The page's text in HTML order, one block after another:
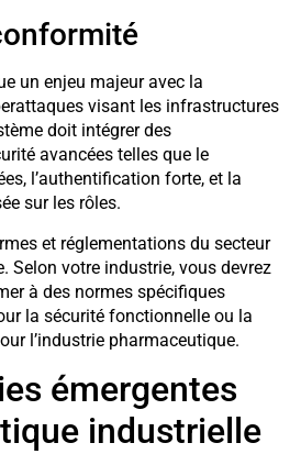
un enjeu majeur avec la
visant les infrastructures
doit intégrer des
avancées telles que le
l’authentification forte, et la
sur les rôles.
et réglementations du secteur
Selon votre industrie, vous devrez
à des normes spécifiques
la sécurité fonctionnelle ou la
l’industrie pharmaceutique.
émergentes
industrielle